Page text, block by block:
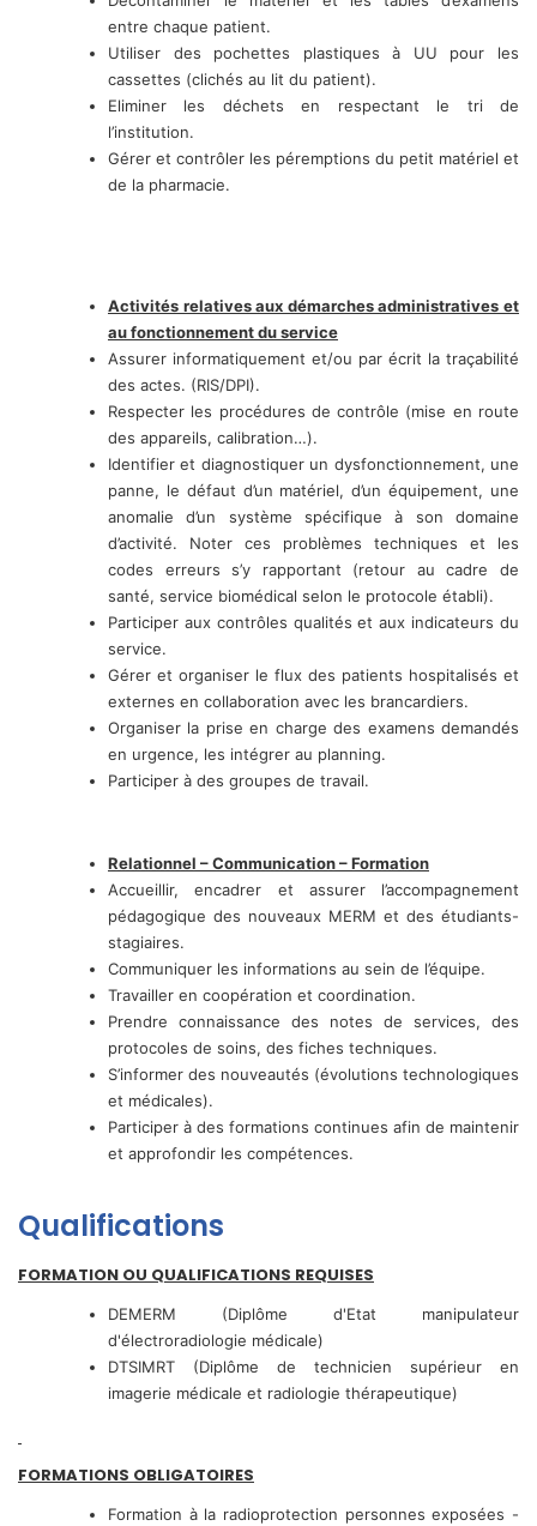
entre chaque patient.
Utiliser des pochettes plastiques à UU pour les
cassettes (clichés au lit du patient).
Eliminer les déchets en respectant le tri de
l’institution.
Gérer et contrôler les péremptions du petit matériel et
de la pharmacie.
Activités relatives aux démarches administratives et
au fonctionnement du service
Assurer informatiquement et/ou par écrit la traçabilité
des actes. (RIS/DPI).
Respecter les procédures de contrôle (mise en route
des appareils, calibration…).
Identifier et diagnostiquer un dysfonctionnement, une
panne, le défaut d’un matériel, d’un équipement, une
anomalie d’un système spécifique à son domaine
d’activité. Noter ces problèmes techniques et les
codes erreurs s’y rapportant (retour au cadre de
santé, service biomédical selon le protocole établi).
Participer aux contrôles qualités et aux indicateurs du
service.
Gérer et organiser le flux des patients hospitalisés et
externes en collaboration avec les brancardiers.
Organiser la prise en charge des examens demandés
en urgence, les intégrer au planning.
Participer à des groupes de travail.
Relationnel – Communication – Formation
Accueillir, encadrer et assurer l’accompagnement
pédagogique des nouveaux MERM et des étudiants-
stagiaires.
Communiquer les informations au sein de l’équipe.
Travailler en coopération et coordination.
Prendre connaissance des notes de services, des
protocoles de soins, des fiches techniques.
S’informer des nouveautés (évolutions technologiques
et médicales).
Participer à des formations continues afin de maintenir
et approfondir les compétences.
Qualifications
FORMATION OU QUALIFICATIONS REQUISES
DEMERM (Diplôme d'Etat manipulateur
d'électroradiologie médicale)
DTSIMRT (Diplôme de technicien supérieur en
imagerie médicale et radiologie thérapeutique)
FORMATIONS OBLIGATOIRES
Formation à la radioprotection personnes exposées -